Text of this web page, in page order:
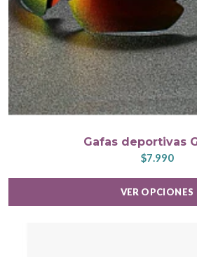
Gafas deportivas
$7.990
VER OPCIONES